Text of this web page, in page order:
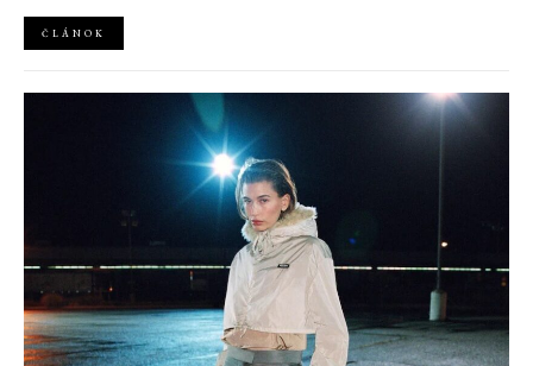
aktuálnym trendom.
ČLÁNOK